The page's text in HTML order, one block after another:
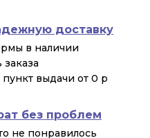
доставку
в наличии
выдачи от 0 р
без проблем
не понравилось